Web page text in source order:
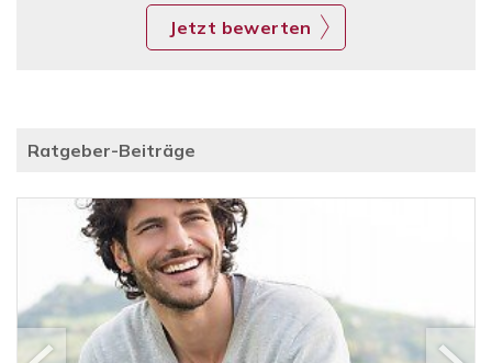
Jetzt bewerten
Ratgeber-Beiträge